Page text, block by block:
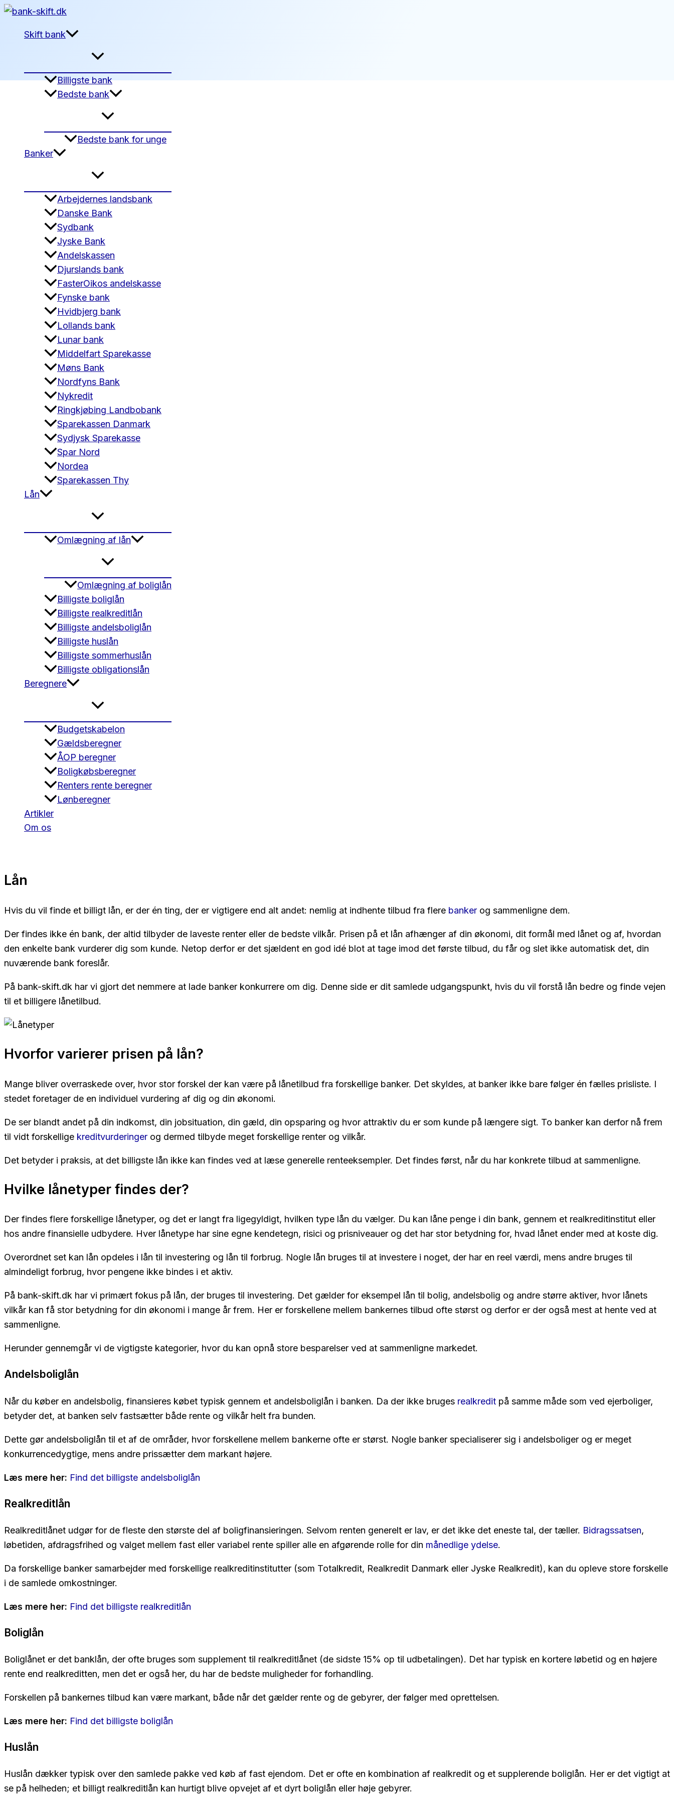
Gå
indholdet
Skift bank
Billigste bank
Bedste bank
Bedste bank for unge
Banker
Arbejdernes landsbank
Danske Bank
Sydbank
Jyske Bank
Andelskassen
Djurslands bank
FasterOikos andelskasse
Fynske bank
Hvidbjerg bank
Lollands bank
Lunar bank
Middelfart Sparekasse
Møns Bank
Nordfyns Bank
Nykredit
Ringkjøbing Landbobank
Sparekassen Danmark
Sydjysk Sparekasse
Spar Nord
Nordea
Sparekassen Thy
Lån
Omlægning af lån
Omlægning af boliglån
Billigste boliglån
Billigste realkreditlån
Billigste andelsboliglån
Billigste huslån
Billigste sommerhuslån
Billigste obligationslån
Beregnere
Budgetskabelon
Gældsberegner
ÅOP beregner
Boligkøbsberegner
Renters rente beregner
Lønberegner
Artikler
Om os
Lån
Hvis du vil finde et billigt lån, er der én ting, der er vigtigere end alt andet: nemlig at indhente tilbud fra flere banker og sammenligne dem.
Der findes ikke én bank, der altid tilbyder de laveste renter eller de bedste vilkår. Prisen på et lån afhænger af din økonomi, dit formål med lånet og af, hvordan
den enkelte bank vurderer dig som kunde. Netop derfor er det sjældent en god idé blot at tage imod det første tilbud, du får og slet ikke automatisk det, din
nuværende bank foreslår.
På bank-skift.dk har vi gjort det nemmere at lade banker konkurrere om dig. Denne side er dit samlede udgangspunkt, hvis du vil forstå lån bedre og finde vejen
til et billigere lånetilbud.
Hvorfor varierer prisen på lån?
Mange bliver overraskede over, hvor stor forskel der kan være på lånetilbud fra forskellige banker. Det skyldes, at banker ikke bare følger én fælles prisliste. I
stedet foretager de en individuel vurdering af dig og din økonomi.
De ser blandt andet på din indkomst, din jobsituation, din gæld, din opsparing og hvor attraktiv du er som kunde på længere sigt. To banker kan derfor nå frem
til vidt forskellige kreditvurderinger og dermed tilbyde meget forskellige renter og vilkår.
Det betyder i praksis, at det billigste lån ikke kan findes ved at læse generelle renteeksempler. Det findes først, når du har konkrete tilbud at sammenligne.
Hvilke lånetyper findes der?
Der findes flere forskellige lånetyper, og det er langt fra ligegyldigt, hvilken type lån du vælger. Du kan låne penge i din bank, gennem et realkreditinstitut eller
hos andre finansielle udbydere. Hver lånetype har sine egne kendetegn, risici og prisniveauer og det har stor betydning for, hvad lånet ender med at koste dig.
Overordnet set kan lån opdeles i lån til investering og lån til forbrug. Nogle lån bruges til at investere i noget, der har en reel værdi, mens andre bruges til
almindeligt forbrug, hvor pengene ikke bindes i et aktiv.
På bank-skift.dk har vi primært fokus på lån, der bruges til investering. Det gælder for eksempel lån til bolig, andelsbolig og andre større aktiver, hvor lånets
vilkår kan få stor betydning for din økonomi i mange år frem. Her er forskellene mellem bankernes tilbud ofte størst og derfor er der også mest at hente ved at
sammenligne.
Herunder gennemgår vi de vigtigste kategorier, hvor du kan opnå store besparelser ved at sammenligne markedet.
Andelsboliglån
Når du køber en andelsbolig, finansieres købet typisk gennem et andelsboliglån i banken. Da der ikke bruges realkredit på samme måde som ved ejerboliger,
betyder det, at banken selv fastsætter både rente og vilkår helt fra bunden.
Dette gør andelsboliglån til et af de områder, hvor forskellene mellem bankerne ofte er størst. Nogle banker specialiserer sig i andelsboliger og er meget
konkurrencedygtige, mens andre prissætter dem markant højere.
Læs mere her: Find det billigste andelsboliglån
Realkreditlån
Realkreditlånet udgør for de fleste den største del af boligfinansieringen. Selvom renten generelt er lav, er det ikke det eneste tal, der tæller. Bidragssatsen,
løbetiden, afdragsfrihed og valget mellem fast eller variabel rente spiller alle en afgørende rolle for din månedlige ydelse.
Da forskellige banker samarbejder med forskellige realkreditinstitutter (som Totalkredit, Realkredit Danmark eller Jyske Realkredit), kan du opleve store forskelle
i de samlede omkostninger.
Læs mere her: Find det billigste realkreditlån
Boliglån
Boliglånet er det banklån, der ofte bruges som supplement til realkreditlånet (de sidste 15% op til udbetalingen). Det har typisk en kortere løbetid og en højere
rente end realkreditten, men det er også her, du har de bedste muligheder for forhandling.
Forskellen på bankernes tilbud kan være markant, både når det gælder rente og de gebyrer, der følger med oprettelsen.
Læs mere her: Find det billigste boliglån
Huslån
Huslån dækker typisk over den samlede pakke ved køb af fast ejendom. Det er ofte en kombination af realkredit og et supplerende boliglån. Her er det vigtigt at
se på helheden; et billigt realkreditlån kan hurtigt blive opvejet af et dyrt boliglån eller høje gebyrer.